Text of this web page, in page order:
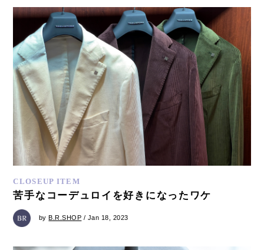
CLOSEUP ITEM
苦手なコーデュロイを好きになったワケ
byB.R.SHOP / Jan 18, 2023